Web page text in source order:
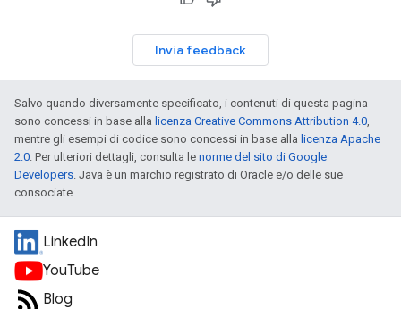
Invia feedback
Salvo quando diversamente specificato, i contenuti di questa pagina
sono concessi in base alla licenza Creative Commons Attribution 4.0
mentre gli esempi di codice sono concessi in base alla licenza Apache
2.0 . Per ulteriori dettagli, consulta le norme del sito di Google
Developers . Java è un marchio registrato di Oracle e/o delle sue
consociate.
LinkedIn
YouTube
Blog